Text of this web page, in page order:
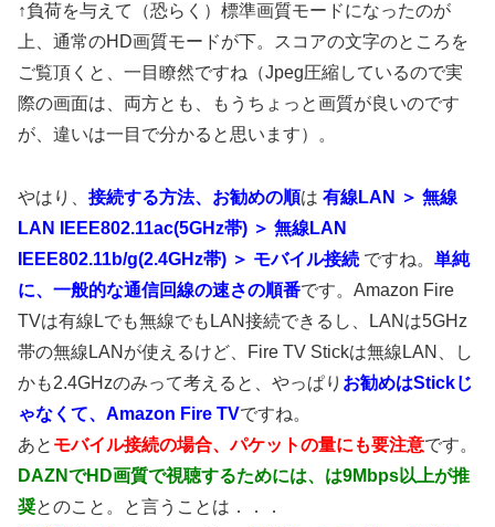
↑負荷を与えて（恐らく）標準画質モードになったのが
上、通常のHD画質モードが下。スコアの文字のところを
ご覧頂くと、一目瞭然ですね（Jpeg圧縮しているので実
際の画面は、両方とも、もうちょっと画質が良いのです
が、違いは一目で分かると思います）。
やはり、 接続する方法、お勧めの順は 有線LAN ＞ 無線
LAN IEEE802.11ac(5GHz帯) ＞ 無線LAN
IEEE802.11b/g(2.4GHz帯) ＞ モバイル接続 ですね。 単純
に、一般的な通信回線の速さの順番です。Amazon Fire
TVは有線Lでも無線でもLAN接続できるし、LANは5GHz
帯の無線LANが使えるけど、Fire TV Stickは無線LAN、し
かも2.4GHzのみって考えると、やっぱり お勧めはStickじ
ゃなくて、Amazon Fire TVですね。
あと モバイル接続の場合、パケットの量にも要注意です。
DAZNでHD画質で視聴するためには、は9Mbps以上が推
奨とのこと。と言うことは．．．